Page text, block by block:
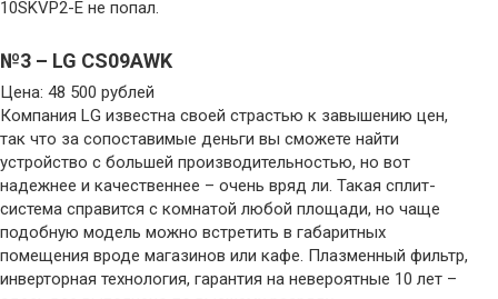
10SKVP2-E не попал.
№3 – LG CS09AWK
Цена: 48 500 рублей
Компания LG известна своей страстью к завышению цен,
так что за сопоставимые деньги вы сможете найти
устройство с большей производительностью, но вот
надежнее и качественнее – очень вряд ли. Такая сплит-
система справится с комнатой любой площади, но чаще
подобную модель можно встретить в габаритных
помещения вроде магазинов или кафе. Плазменный фильтр,
инверторная технология, гарантия на невероятные 10 лет –